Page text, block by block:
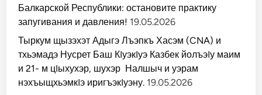
Балкарской Республики: остановите практику
запугивания и давления! 19.05.2026
Тыркум щызэхэт Адыгэ Лъэпкъ Хасэм (CNA) и
тхьэмадэ Нусрет Баш КIуэкIуэ Казбек йолъэIу маим
и 21- м цIыхухэр, шухэр Налшыч и уэрам
нэхъыщхьэмкIэ иригъэкIуэну. 19.05.2026